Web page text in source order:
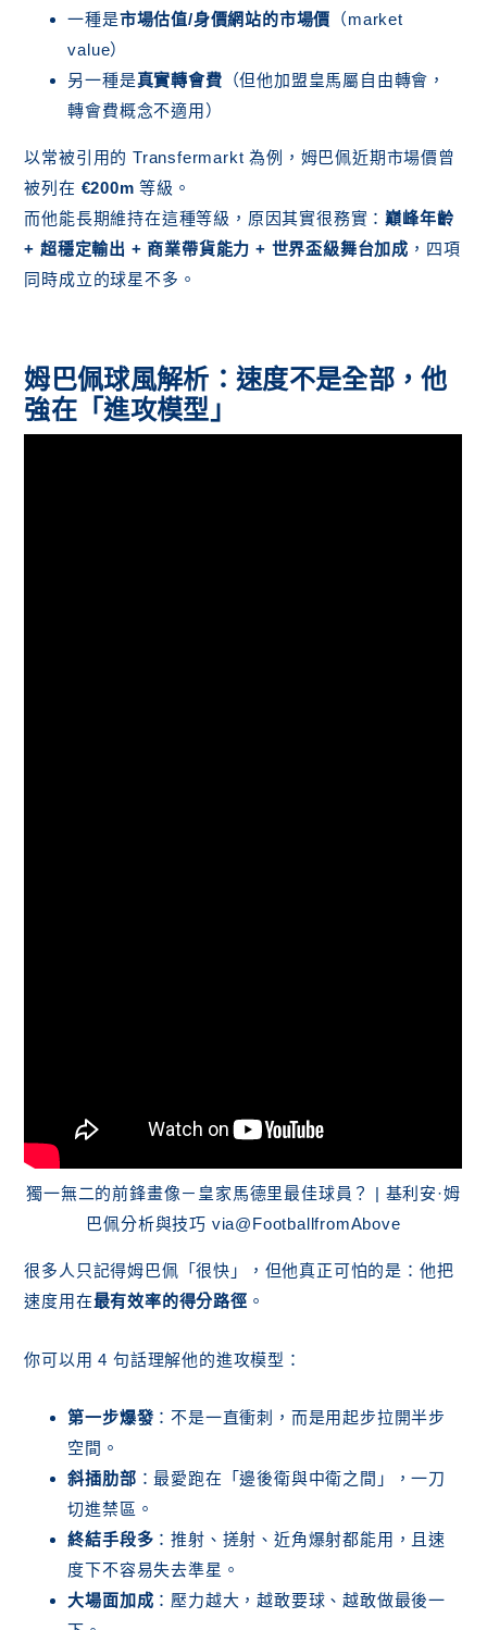
一種是市場估值/身價網站的市場價 （market
value）
另一種是真實轉會費 （但他加盟皇馬屬自由轉會，
轉會費概念不適用）
以常被引用的 Transfermarkt 為例，姆巴佩近期市場價曾
被列在 €200m 等級。
而他能長期維持在這種等級，原因其實很務實：巔峰年齡
+ 超穩定輸出 + 商業帶貨能力 + 世界盃級舞台加成 ，四項
同時成立的球星不多。
姆巴佩球風解析：速度不是全部，他
強在「進攻模型」
獨一無二的前鋒畫像－皇家馬德里最佳球員？ | 基利安·姆
巴佩分析與技巧 via@FootballfromAbove
很多人只記得姆巴佩「很快」，但他真正可怕的是：他把
速度用在最有效率的得分路徑 。
你可以用 4 句話理解他的進攻模型：
第一步爆發 ：不是一直衝刺，而是用起步拉開半步
空間。
斜插肋部 ：最愛跑在「邊後衛與中衛之間」，一刀
切進禁區。
終結手段多 ：推射、搓射、近角爆射都能用，且速
度下不容易失去準星。
大場面加成 ：壓力越大，越敢要球、越敢做最後一